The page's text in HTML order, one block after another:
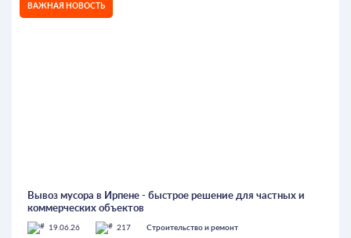
ВАЖНАЯ НОВОСТЬ
Вывоз мусора в Ирпене - быстрое решение для частных и
коммерческих объектов
19.06.26 217 Строительство и ремонт